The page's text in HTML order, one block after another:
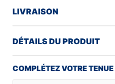
LIVRAISON
DÉTAILS DU PRODUIT
COMPLÉTEZ VOTRE TENUE